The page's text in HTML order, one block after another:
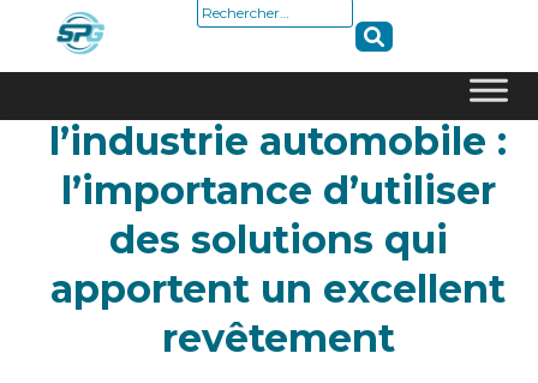
content
Rechercher :
l’industrie automobile :
l’importance d’utiliser
des solutions qui
apportent un excellent
revêtement